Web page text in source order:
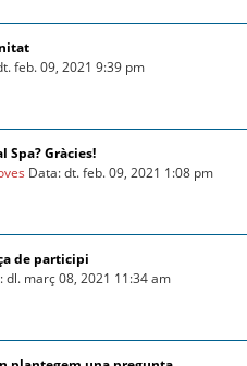
feb. 09, 2021 9:39 pm
Spa? Gràcies!
Data: dt. feb. 09, 2021 1:08 pm
de participi
dl. març 08, 2021 11:34 am